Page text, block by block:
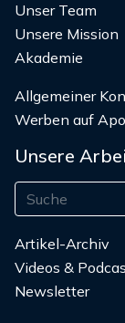
Unser Team
Unsere Mission
Akademie
Allgemeiner
Werben auf
Unsere
Artikel-Archiv
Videos &
Newsletter